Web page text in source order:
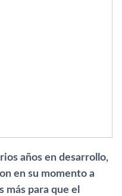
años en desarrollo,
en su momento a
más para que el